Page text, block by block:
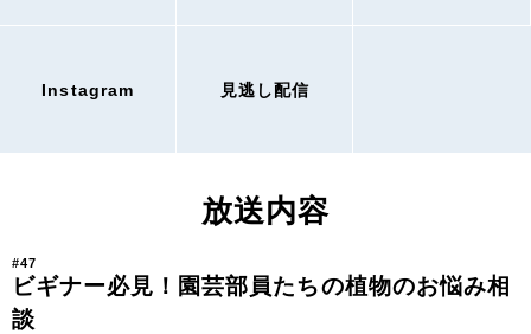
Instagram 見逃し配信
放送内容
#47
ビギナー必見！園芸部員たちの植物のお悩み相
談